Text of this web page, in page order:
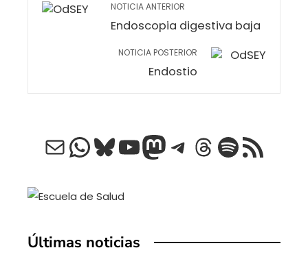
NOTICIA ANTERIOR
Endoscopia digestiva baja
NOTICIA POSTERIOR
Endostio
Correo electrónico
WhatsApp
Bluesky
YouTube
Mastodon
Telegram
Threads
Spotify
Feed RSS
Últimas noticias